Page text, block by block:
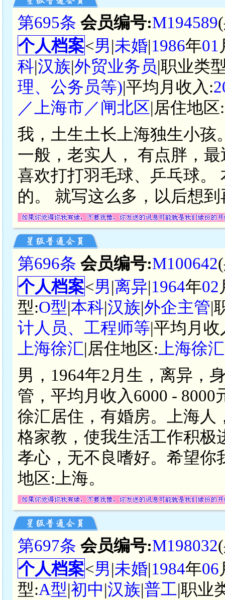
第695条 会员编号:M194589
个人档案<男|未婚|1986年01
科|汉族|外贸业务员|职业类
理、公务员等)|平均月收入:
／上海市／闸北区|居住地区:
我，土生土长上海独生小孩
一般，老实人， 有点胖，
喜欢打打羽毛球、乒乓球。
的。 就写这么多，以后想
第696条 会员编号:M100642
个人档案<男|离异|1964年02
型:O型|本科|汉族|外企主管|
计人员、工程师等|平均月收
上海徐汇|居住地区: 上海徐汇
男，1964年2月生，离异，
管，平均月收入6000 -
徐汇居住，有婚房。上海人
格家教，使我生活工作积极
孝心，无不良嗜好。希望你
地区:上海。
第697条 会员编号:M198032
个人档案<男|未婚|1984年06
型:A型|初中|汉族|普工|职业